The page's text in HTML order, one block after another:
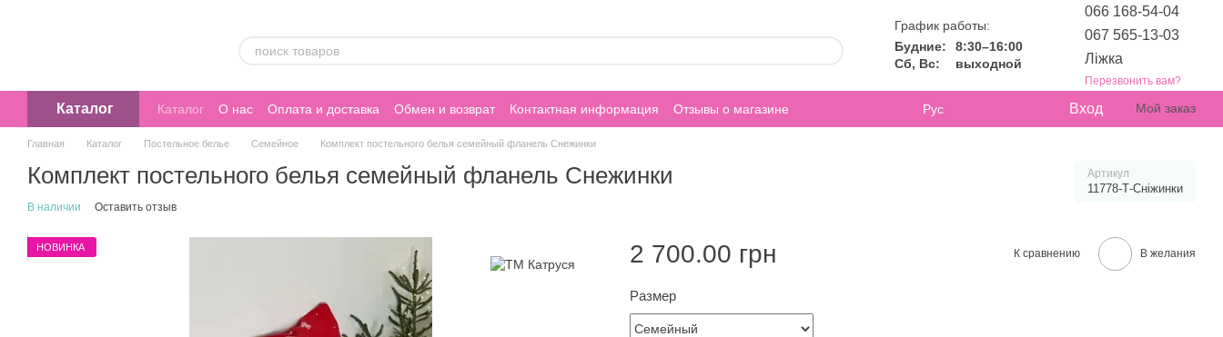
График работы:
Будние:
8:30–16:00
Сб, Вс:
выходной
066 168-54-04
067 565-13-03
Ліжка
Перезвонить вам?
Каталог Каталог О нас Оплата и доставка Обмен и возврат Контактная информация Отзывы о магазине Рус Вход Мой заказ
Главная Каталог Постельное белье Семейное Комплект постельного белья семейный фланель Снежинки
Комплект постельного белья семейный фланель Снежинки Артикул
11778-Т-Сніжинки
В наличии Оставить отзыв
НОВИНКА 2 700.00 грн К сравнению В желания
Размер